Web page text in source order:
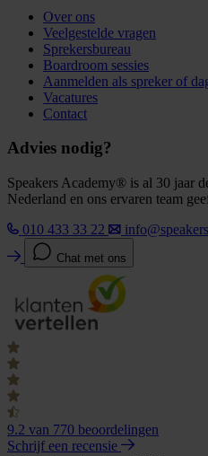
Over ons
Veelgestelde vragen
Sprekersbureau
Boardroom sessies
Aanmelden als spreker of
Vacatures
Contact
Advies nodig?
Speakers Academy® is al 30 jaar
Nederland en ons ervaren team
010 433 33 22
Chat met ons
9.2 van 770 beoordelingen
Schrijf een recensie